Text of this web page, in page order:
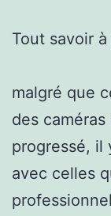
Tout savoir
malgré que
des
progressé, il
avec celles